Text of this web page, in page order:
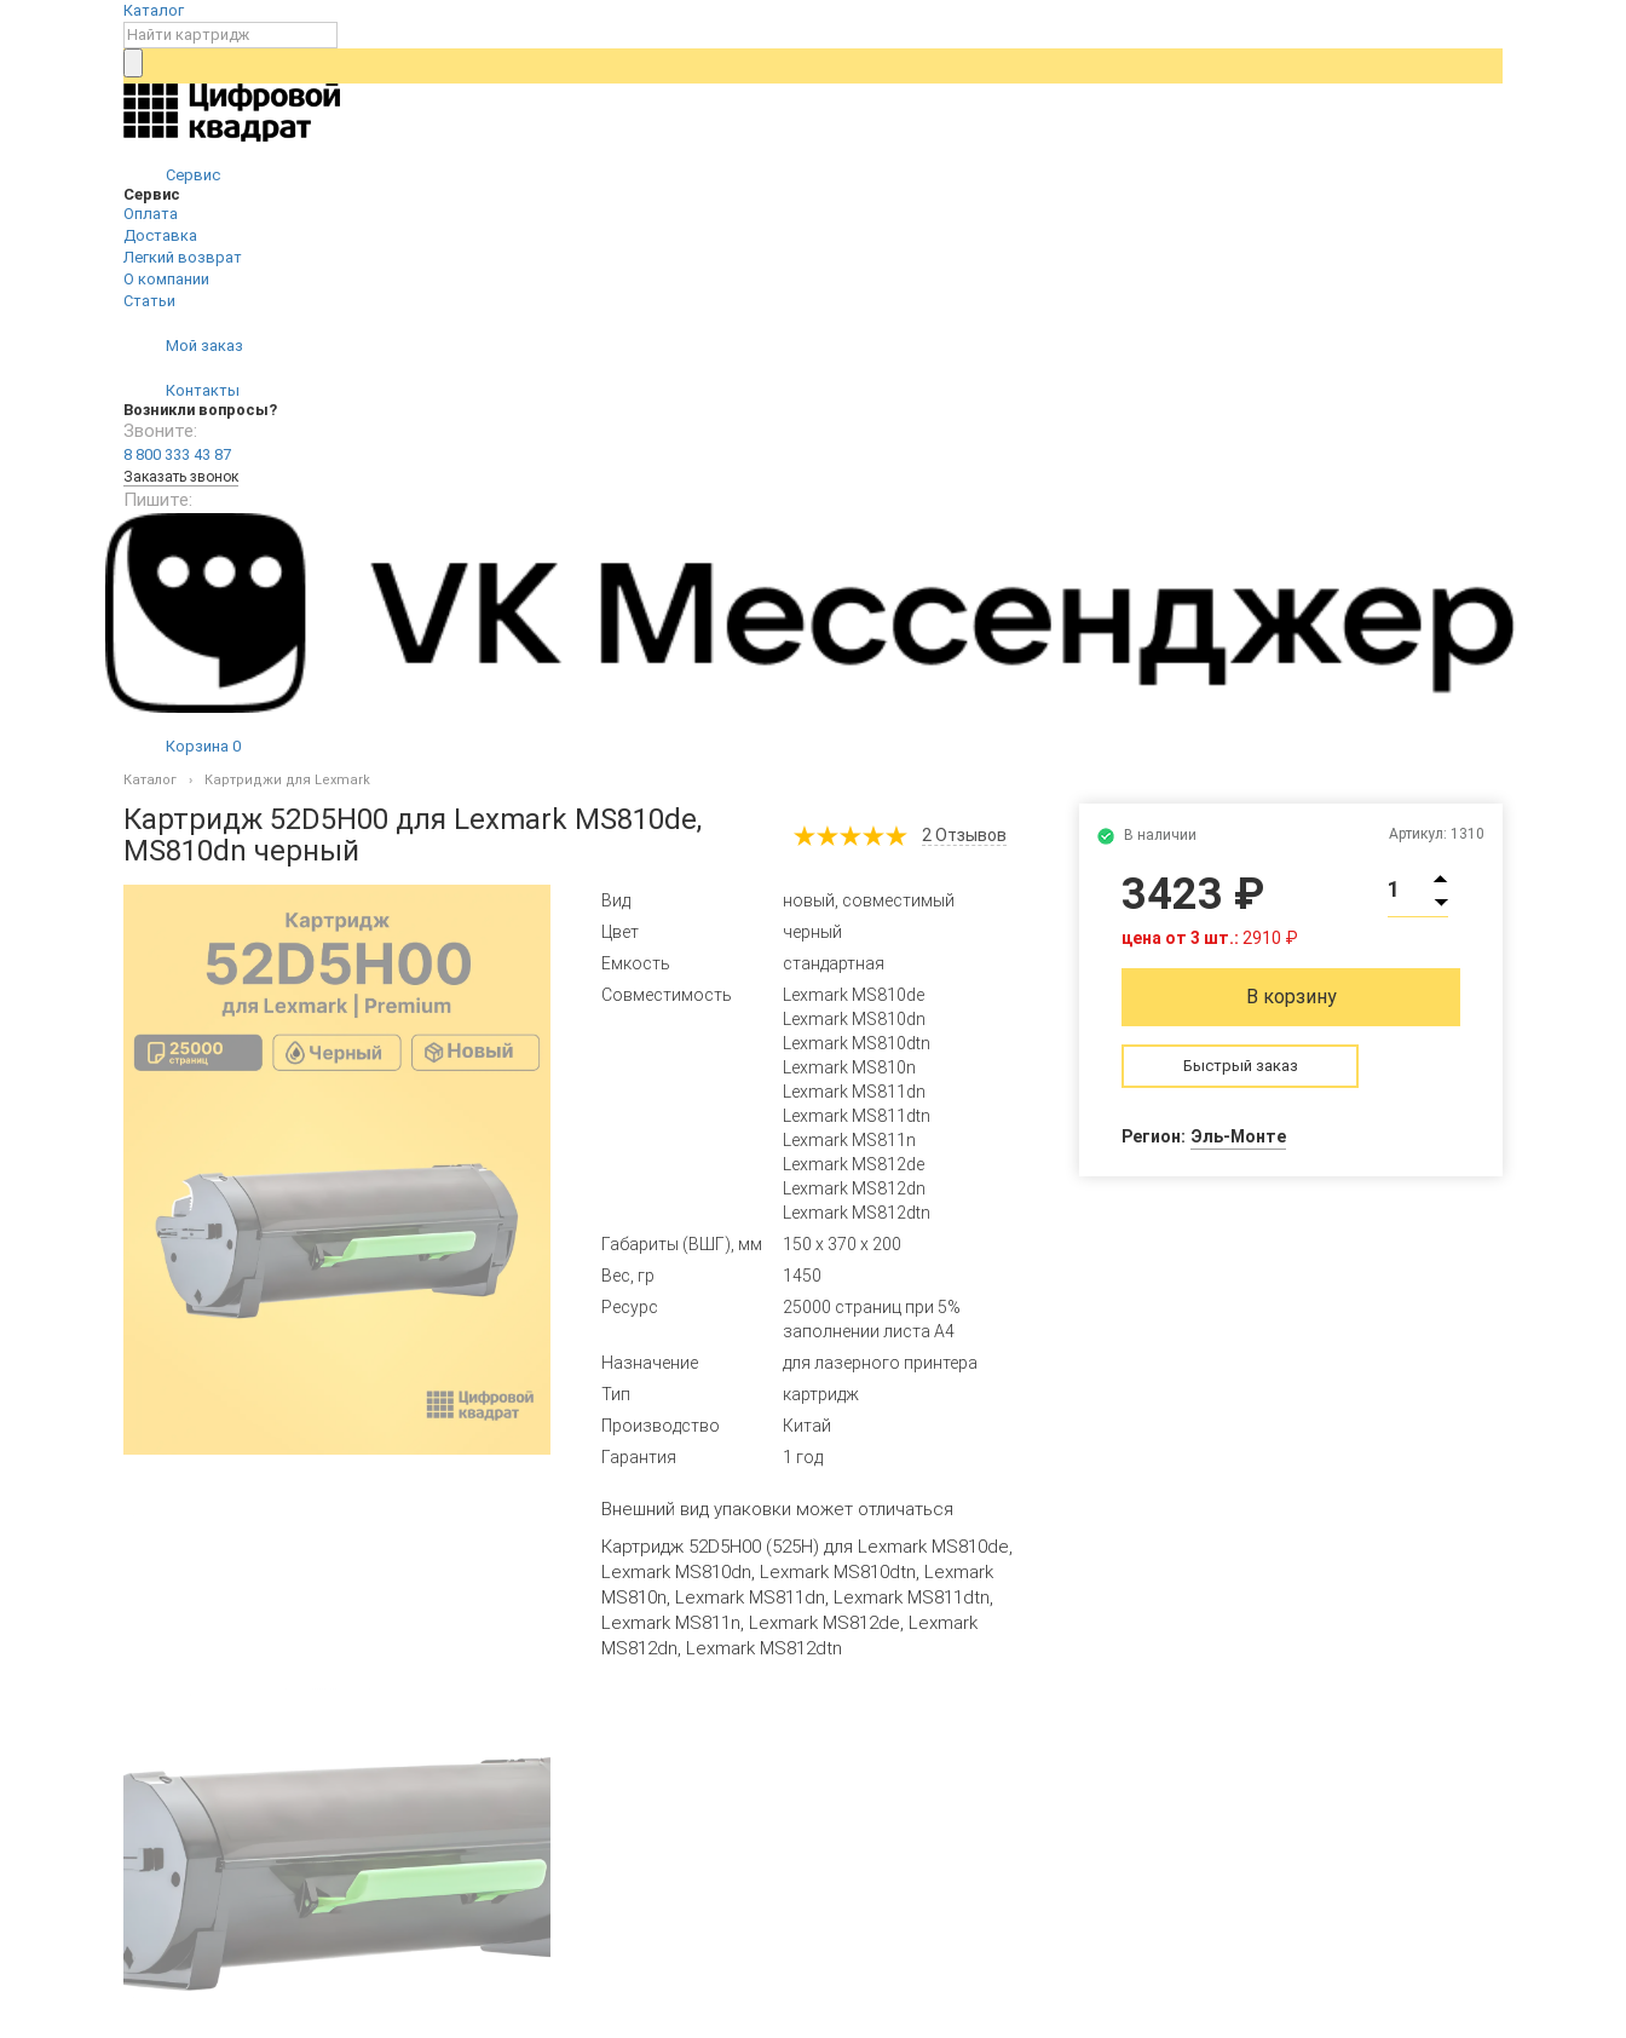
Каталог
Сервис
Сервис
Оплата
Доставка
Легкий возврат
О компании
Статьи
Мой заказ
Контакты
Возникли вопросы?
Звоните:
8 800 333 43 87
Заказать звонок
Пишите:
Корзина 0
Каталог Картриджи для Lexmark
Картридж 52D5H00 для Lexmark MS810de,
MS810dn черный
2Отзывов
Вид
новый, совместимый
Цвет
черный
Емкость
стандартная
Совместимость
Lexmark MS810de
Lexmark MS810dn
Lexmark MS810dtn
Lexmark MS810n
Lexmark MS811dn
Lexmark MS811dtn
Lexmark MS811n
Lexmark MS812de
Lexmark MS812dn
Lexmark MS812dtn
Габариты (ВШГ), мм
150 x 370 x 200
Вес, гр
1450
Ресурс
25000 страниц при 5%
заполнении листа А4
Назначение
для лазерного принтера
Тип
картридж
Производство
Китай
Гарантия
1 год
Внешний вид упаковки может отличаться
Картридж 52D5H00 (525H) для Lexmark MS810de,
Lexmark MS810dn, Lexmark MS810dtn, Lexmark
MS810n, Lexmark MS811dn, Lexmark MS811dtn,
Lexmark MS811n, Lexmark MS812de, Lexmark
MS812dn, Lexmark MS812dtn
В наличии Артикул: 1310
3423 ₽
цена от 3 шт.: 2910 ₽
1
В корзину
Быстрый заказ
Регион: Эль-Монте